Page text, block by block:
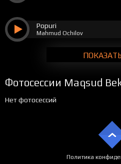
Popuri
Mahmud Ochilov
Фотосессии Maqsud
Нет фотосессий
Политика